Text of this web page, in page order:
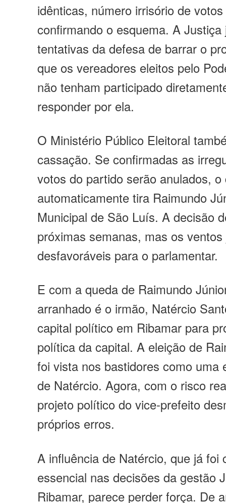
idênticas, número irrisório de
confirmando o esquema. A
tentativas da defesa de barrar o
que os vereadores eleitos pelo
não tenham participado
responder por ela.
O Ministério Público Eleitoral
cassação. Se confirmadas as
votos do partido serão anulados, o
automaticamente tira Raimundo
Municipal de São Luís. A decisão
próximas semanas, mas os
desfavoráveis para o parlamentar.
E com a queda de Raimundo
arranhado é o irmão, Natércio
capital político em Ribamar para
política da capital. A eleição de
foi vista nos bastidores como uma
de Natércio. Agora, com o risco
projeto político do vice-prefeito
próprios erros.
A influência de Natércio, que já foi
essencial nas decisões da gestão
Ribamar, parece perder força. De